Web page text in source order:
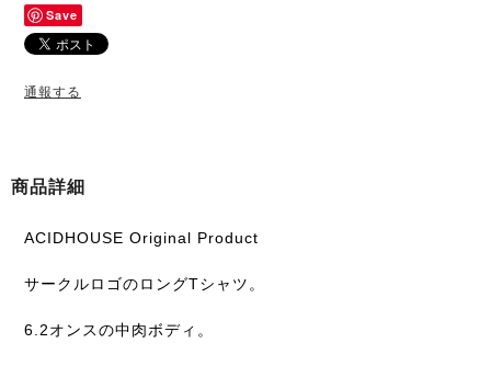
Save
通報する
商品詳細
ACIDHOUSE Original Product
サークルロゴのロングTシャツ。
6.2オンスの中肉ボディ。